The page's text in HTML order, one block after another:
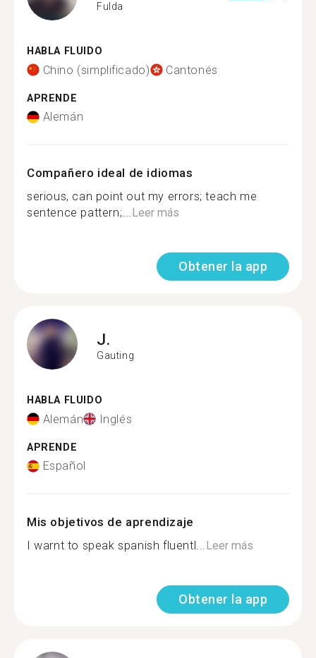
Fulda
HABLA FLUIDO
Chino (simplificado) Cantonés
APRENDE
Alemán
Compañero ideal de idiomas
serious, can point out my errors; teach me
sentence pattern;...Leer más
Obtener la app
J.
Gauting
HABLA FLUIDO
Alemán Inglés
APRENDE
Español
Mis objetivos de aprendizaje
I warnt to speak spanish fluentl...Leer más
Obtener la app